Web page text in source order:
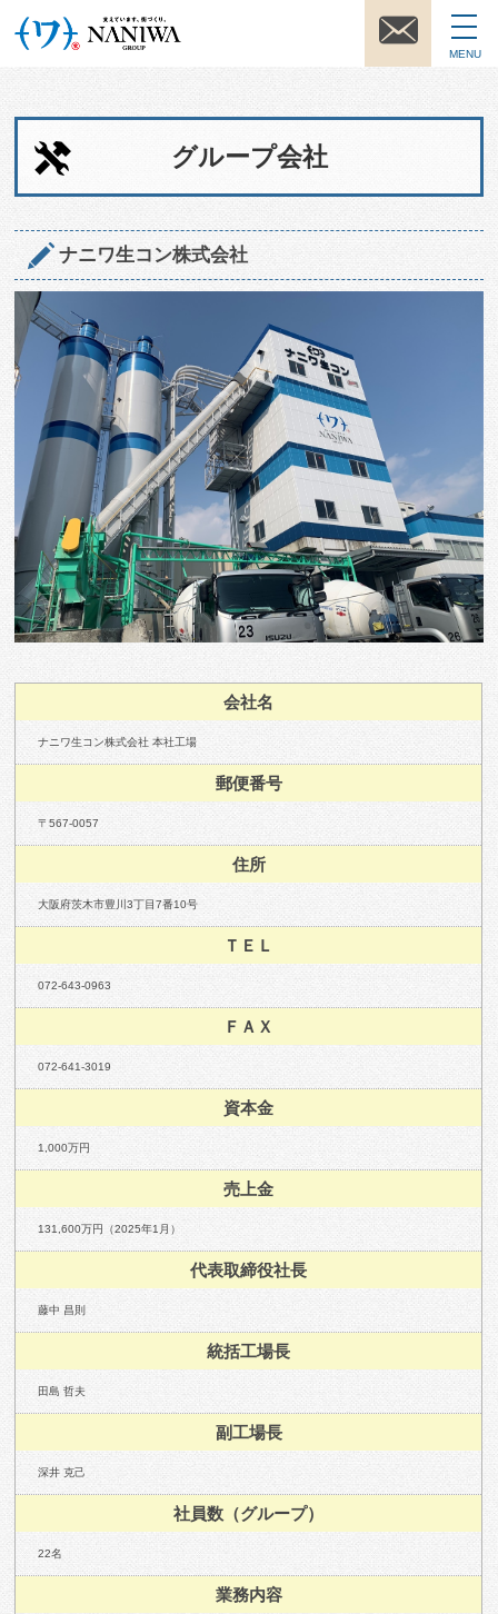
MENU
グループ会社
ナニワ生コン株式会社
会社名
ナニワ生コン株式会社 本社工場
郵便番号
〒567-0057
住所
大阪府茨木市豊川3丁目7番10号
ＴＥＬ
072-643-0963
ＦＡＸ
072-641-3019
資本金
1,000万円
売上金
131,600万円（2025年1月）
代表取締役社長
藤中 昌則
統括工場長
田島 哲夫
副工場長
深井 克己
社員数（グループ）
22名
業務内容